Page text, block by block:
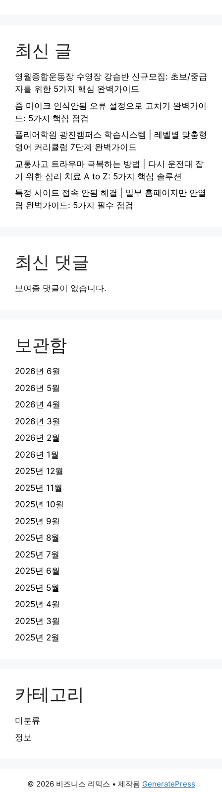
최신 글
영월종합운동장 수영장 강습반 신규모집: 초보/중급
자를 위한 5가지 핵심 완벽가이드
줌 마이크 인식안됨 오류 설정으로 고치기 완벽가이
드: 5가지 핵심 점검
폴리어학원 광진캠퍼스 학습시스템 | 레벨별 맞춤형
영어 커리큘럼 7단계 완벽가이드
교통사고 트라우마 극복하는 방법 | 다시 운전대 잡
기 위한 심리 치료 A to Z: 5가지 핵심 솔루션
특정 사이트 접속 안됨 해결 | 일부 홈페이지만 안열
림 완벽가이드: 5가지 필수 점검
최신 댓글
보여줄 댓글이 없습니다.
보관함
2026년 6월
2026년 5월
2026년 4월
2026년 3월
2026년 2월
2026년 1월
2025년 12월
2025년 11월
2025년 10월
2025년 9월
2025년 8월
2025년 7월
2025년 6월
2025년 5월
2025년 4월
2025년 3월
2025년 2월
카테고리
미분류
정보
© 2026 비즈니스 리믹스 • 제작됨 GeneratePress